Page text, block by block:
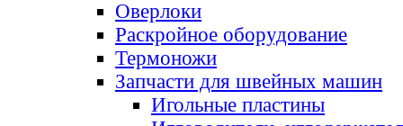
Оверлоки
Раскройное оборудование
Термоножи
Запчасти для швейных машин
Игольные пластины